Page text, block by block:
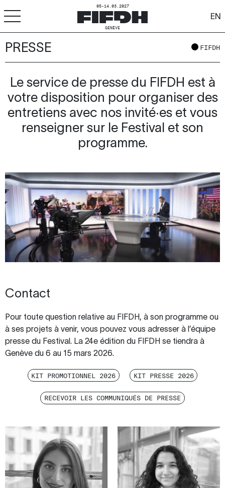
05-14.03.2027
GENÈVE
EN
A+ A-
Festival
PRESSE FIFDH
Le service de presse du FIFDH est à
votre disposition pour organiser des
entretiens avec nos invité‧es et vous
renseigner sur le Festival et son
programme.
Contact
Pour toute question relative au FIFDH, à son programme ou
à ses projets à venir, vous pouvez vous adresser à l’équipe
presse du Festival. La 24e édition du FIFDH se tiendra à
Genève du 6 au 15 mars 2026.
KIT PROMOTIONNEL 2026 KIT PRESSE 2026
RECEVOIR LES COMMUNIQUÉS DE PRESSE